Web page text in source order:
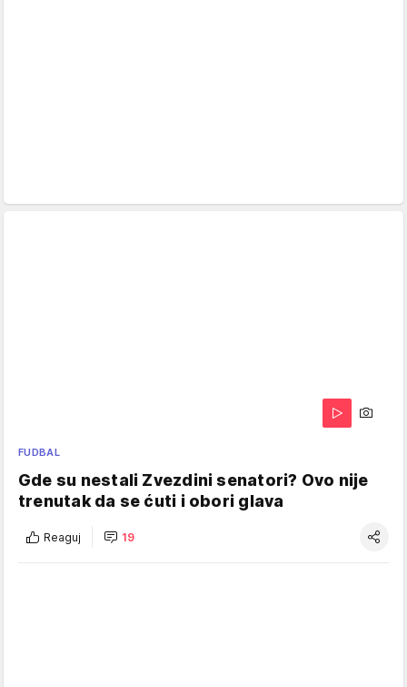
FUDBAL
Gde su nestali Zvezdini senatori? Ovo nije
trenutak da se ćuti i obori glava
Reaguj 19